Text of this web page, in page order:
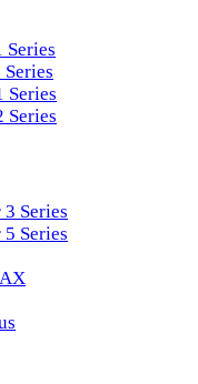
Series
Series
Series
Series
Series